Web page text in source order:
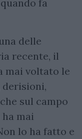
fa
delle
recente, il
mai voltato le
derisioni,
sul campo
mai
lo ha fatto e